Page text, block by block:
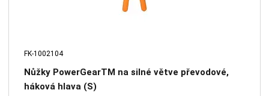
FK-1002104
Nůžky PowerGearTM na silné větve převodové,
háková hlava (S)